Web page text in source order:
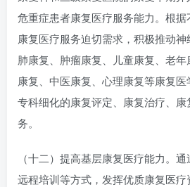
危重症患者康复医疗服务能力。根
康复医疗服务迫切需求，积极推动
肺康复、肿瘤康复、儿童康复、老
康复、中医康复、心理康复等康复
专科细化的康复评定、康复治疗、
务。
（十二）提高基层康复医疗能力。通
远程培训等方式，发挥优质康复医疗